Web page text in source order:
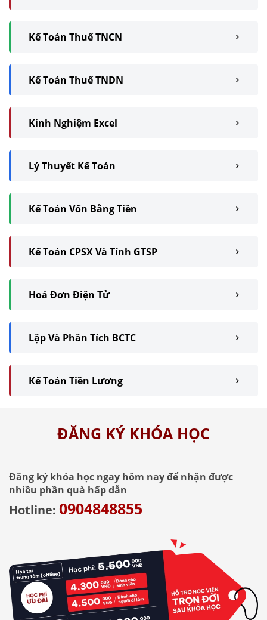
Kế Toán Thuế TNCN
Kế Toán Thuế TNDN
Kinh Nghiệm Excel
Lý Thuyết Kế Toán
Kế Toán Vốn Bằng Tiền
Kế Toán CPSX Và Tính GTSP
Hoá Đơn Điện Tử
Lập Và Phân Tích BCTC
Kế Toán Tiền Lương
ĐĂNG KÝ KHÓA HỌC
Đăng ký khóa học ngay hôm nay để nhận được
nhiều phần quà hấp dẫn
Hotline: 0904848855